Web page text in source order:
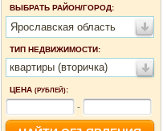
ВЫБРАТЬ РАЙОН/ГОРОД:
Ярославская область
ТИП НЕДВИЖИМОСТИ:
квартиры (вторичка)
ЦЕНА (РУБЛЕЙ):
-